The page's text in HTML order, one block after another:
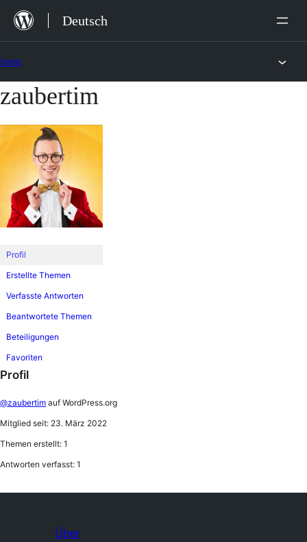
Zum
Inhalt
Deutsch
Zum
springen
zaubertim
Profil
Erstellte Themen
Verfasste Antworten
Beantwortete Themen
Beteiligungen
Favoriten
Profil
@zaubertim auf WordPress.org
Mitglied seit: 23. März 2022
Themen erstellt: 1
Antworten verfasst: 1
Über